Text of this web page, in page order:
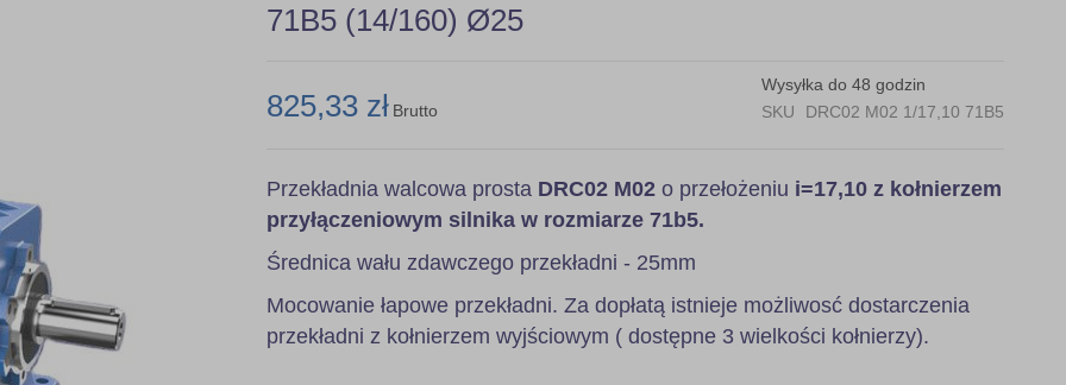
71B5 (14/160) Ø25
Wysyłka do 48 godzin
SKU
DRC02 M02 1/17,10 71B5
825,33 zł Brutto
Przekładnia walcowa prosta DRC02 M02 o przełożeniu i=17,10 z kołnierzem
przyłączeniowym silnika w rozmiarze 71b5.
Średnica wału zdawczego przekładni - 25mm
Mocowanie łapowe przekładni. Za dopłatą istnieje możliwosć dostarczenia
przekładni z kołnierzem wyjściowym ( dostępne 3 wielkości kołnierzy).